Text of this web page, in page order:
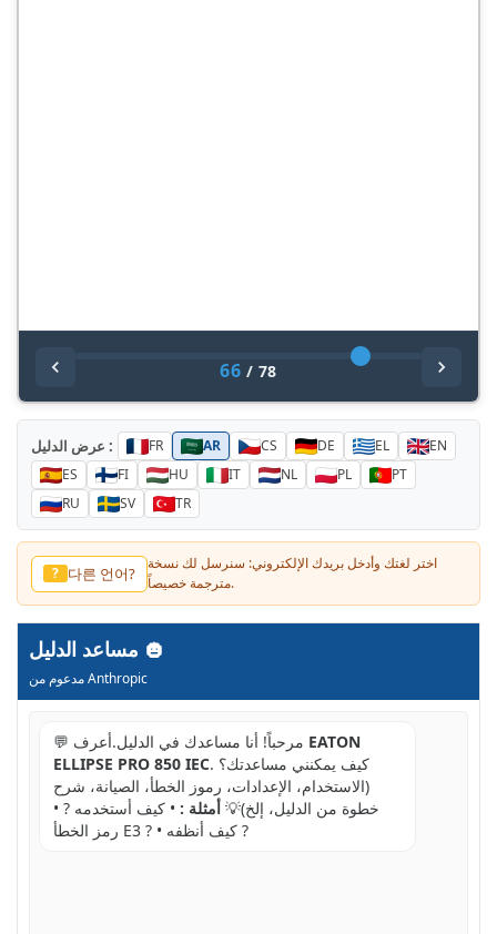
66 / 78
عرض الدليل : FR AR CS DE EL
EN
ES
FI HU IT NL PL
PT
RU
SV TR
? 다른 언어?
اختر لغتك وأدخل بريدك الإلكتروني: سنرسل لك نسخة
مترجمة خصيصاً.
مدعوم من Anthropic
💬 مرحباً! أنا مساعدك في الدليل.أعرف EATON
ELLIPSE PRO 850 IEC. كيف يمكنني مساعدتك؟
(الاستخدام، الإعدادات، رموز الخطأ، الصيانة، شرح
خطوة من الدليل، إلخ)💡 أمثلة : • كيف أستخدمه ? •
رمز الخطأ E3 ? • كيف أنظفه ?